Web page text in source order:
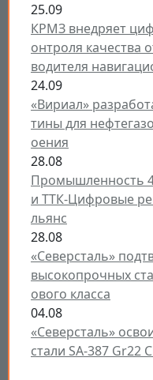
25.09
КРМЗ внедряет
онтроля качества
водителя
24.09
«Вириал»
тины для
оения
28.08
Промышленность
и ТТК-Цифровые
льянс
28.08
«Северсталь»
высокопрочных
ового класса
04.08
«Северсталь»
стали SA-387 Gr22